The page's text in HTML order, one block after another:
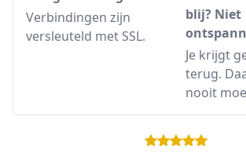
Verbindingen zijn
versleuteld met SSL.
blij? Niet
Je krijgt
terug.
nooit